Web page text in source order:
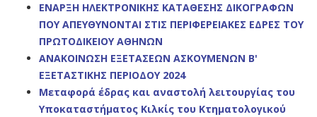
ΕΝΑΡΞΗ ΗΛΕΚΤΡΟΝΙΚΗΣ ΚΑΤΑΘΕΣΗΣ ΔΙΚΟΓΡΑΦΩΝ
ΠΟΥ ΑΠΕΥΘΥΝΟΝΤΑΙ ΣΤΙΣ ΠΕΡΙΦΕΡΕΙΑΚΕΣ ΕΔΡΕΣ ΤΟΥ
ΠΡΩΤΟΔΙΚΕΙΟΥ ΑΘΗΝΩΝ
ΑΝΑΚΟΙΝΩΣΗ ΕΞΕΤΑΣΕΩΝ ΑΣΚΟΥΜΕΝΩΝ Β'
ΕΞΕΤΑΣΤΙΚΗΣ ΠΕΡΙΟΔΟΥ 2024
Μεταφορά έδρας και αναστολή λειτουργίας του
Υποκαταστήματος Κιλκίς του Κτηματολογικού